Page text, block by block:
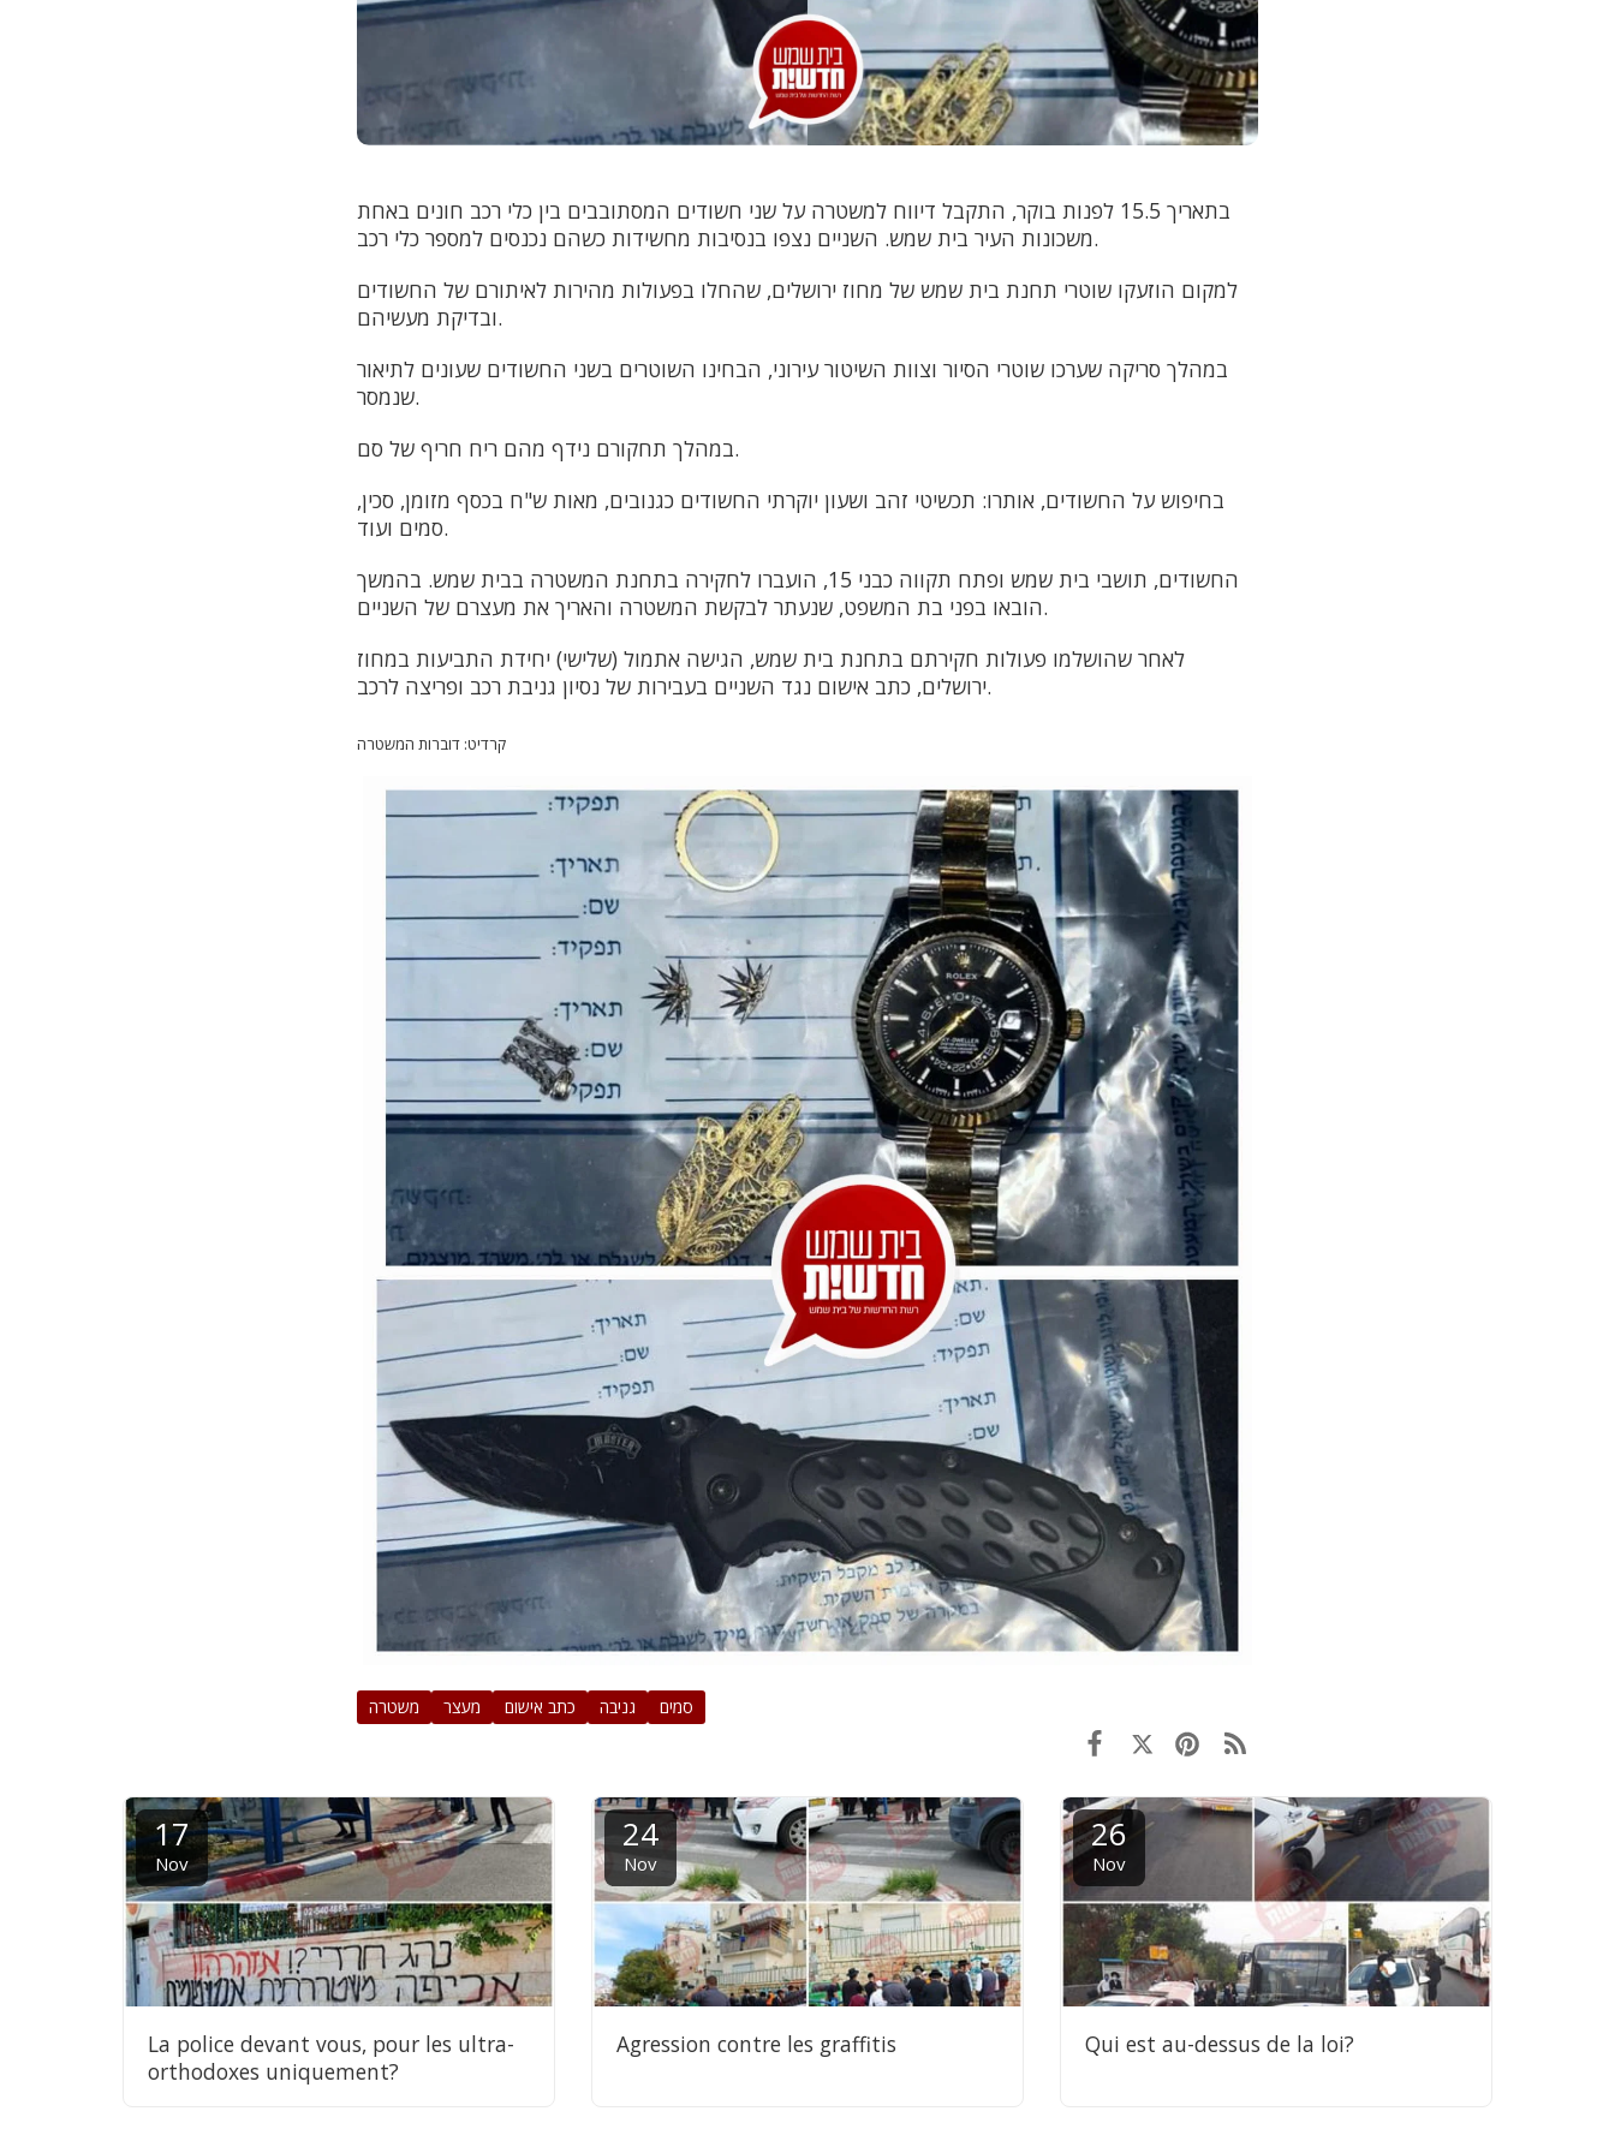
בתאריך 15.5 לפנות בוקר, התקבל דיווח למשטרה על שני חשודים המסתובבים בין כלי רכב חונים באחת
משכונות העיר בית שמש. השניים נצפו בנסיבות מחשידות כשהם נכנסים למספר כלי רכב.
למקום הוזעקו שוטרי תחנת בית שמש של מחוז ירושלים, שהחלו בפעולות מהירות לאיתורם של החשודים
ובדיקת מעשיהם.
במהלך סריקה שערכו שוטרי הסיור וצוות השיטור עירוני, הבחינו השוטרים בשני החשודים שעונים לתיאור
שנמסר.
במהלך תחקורם נידף מהם ריח חריף של סם.
בחיפוש על החשודים, אותרו: תכשיטי זהב ושעון יוקרתי החשודים כגנובים, מאות ש"ח בכסף מזומן, סכין,
סמים ועוד.
החשודים, תושבי בית שמש ופתח תקווה כבני 15, הועברו לחקירה בתחנת המשטרה בבית שמש. בהמשך
הובאו בפני בת המשפט, שנעתר לבקשת המשטרה והאריך את מעצרם של השניים.
לאחר שהושלמו פעולות חקירתם בתחנת בית שמש, הגישה אתמול (שלישי) יחידת התביעות במחוז
ירושלים, כתב אישום נגד השניים בעבירות של נסיון גניבת רכב ופריצה לרכב.
קרדיט: דוברות המשטרה
משטרה מעצר כתב אישום גניבה סמים
17
Nov
La police devant vous, pour les ultra-
orthodoxes uniquement?
24
Nov
Agression contre les graffitis
26
Nov
Qui est au-dessus de la loi?